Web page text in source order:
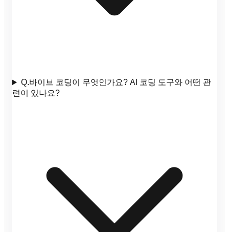
Q.바이브 코딩이 무엇인가요? AI 코딩 도구와 어떤 관
련이 있나요?